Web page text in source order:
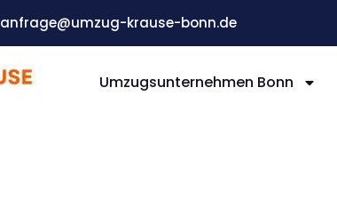
anfrage@umzug-krause-bonn.de
Umzugsunternehmen Bonn